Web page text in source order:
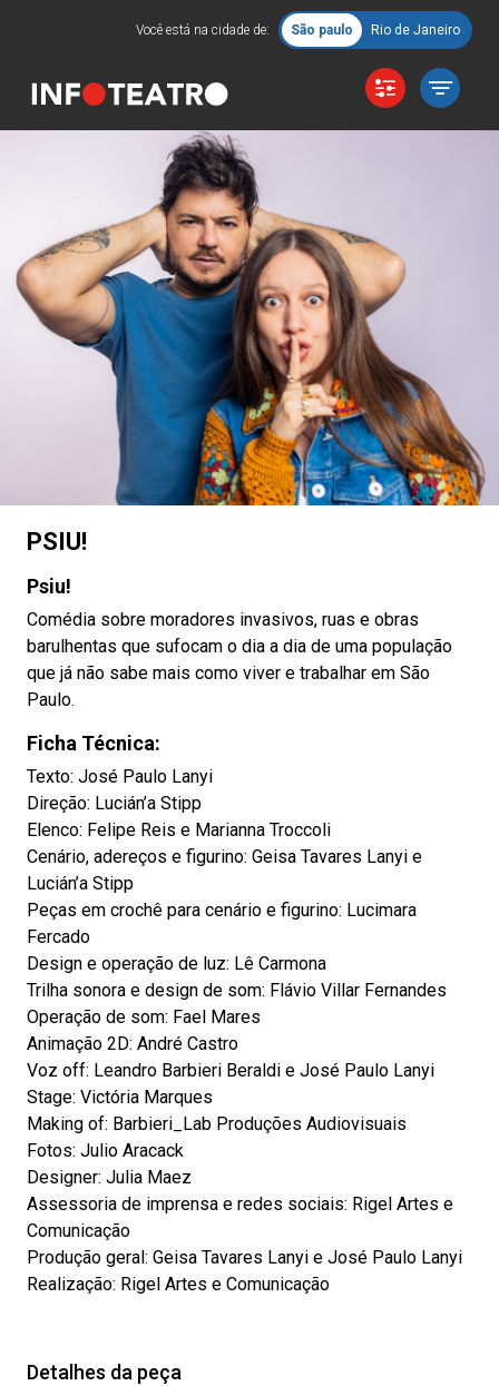
Você está na cidade de: São paulo Rio de Janeiro
PSIU!
Psiu!
Comédia sobre moradores invasivos, ruas e obras
barulhentas que sufocam o dia a dia de uma população
que já não sabe mais como viver e trabalhar em São
Paulo.
Ficha Técnica:
Texto: José Paulo Lanyi
Direção: Lucián’a Stipp
Elenco: Felipe Reis e Marianna Troccoli
Cenário, adereços e figurino: Geisa Tavares Lanyi e
Lucián’a Stipp
Peças em crochê para cenário e figurino: Lucimara
Fercado
Design e operação de luz: Lê Carmona
Trilha sonora e design de som: Flávio Villar Fernandes
Operação de som: Fael Mares
Animação 2D: André Castro
Voz off: Leandro Barbieri Beraldi e José Paulo Lanyi
Stage: Victória Marques
Making of: Barbieri_Lab Produções Audiovisuais
Fotos: Julio Aracack
Designer: Julia Maez
Assessoria de imprensa e redes sociais: Rigel Artes e
Comunicação
Produção geral: Geisa Tavares Lanyi e José Paulo Lanyi
Realização: Rigel Artes e Comunicação
Detalhes da peça